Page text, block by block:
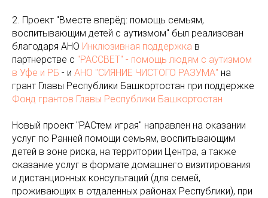
2. Проект "Вместе вперёд: помощь семьям,
воспитывающим детей с аутизмом" был реализован
благодаря АНО Инклюзивная поддержка в
партнерстве с "РАССВЕТ" - помощь людям с аутизмом
в Уфе и РБ - и АНО "СИЯНИЕ ЧИСТОГО РАЗУМА" на
грант Главы Республики Башкортостан при поддержке
Фонд грантов Главы Республики Башкортостан
Новый проект "РАСтем играя" направлен на оказании
услуг по Ранней помощи семьям, воспитывающим
детей в зоне риска, на территории Центра, а также
оказание услуг в формате домашнего визитирования
и дистанционных консультаций (для семей,
проживающих в отдаленных районах Республики), при